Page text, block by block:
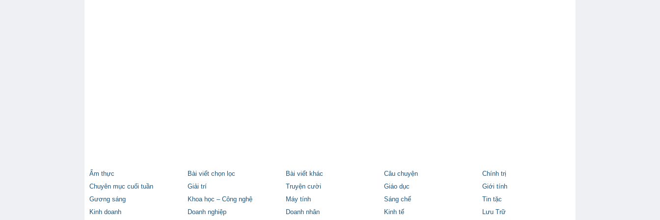
Ẩm thực Bài viết chọn lọc Bài viết khác Câu chuyện
Chính trị
Chuyên mục cuối tuần
Giải trí Truyện cười Giáo dục
Giới tính
Gương sáng
Khoa học – Công nghệ Máy tính Sáng chế
Tin tặc
Kinh doanh
Doanh nghiệp Doanh nhân Kinh tế Lưu Trữ